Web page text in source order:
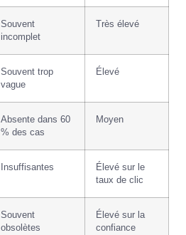
Souvent
incomplet
Très élevé
Souvent trop
vague
Élevé
Absente dans 60
% des cas
Moyen
Insuffisantes
Élevé sur le
taux de clic
Souvent
obsolètes
Élevé sur la
confiance